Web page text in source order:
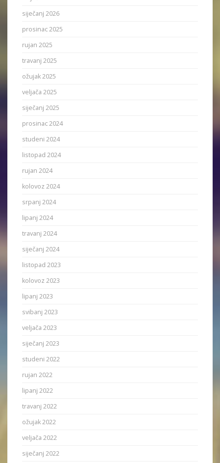
siječanj 2026
prosinac 2025
rujan 2025
travanj 2025
ožujak 2025
veljača 2025
siječanj 2025
prosinac 2024
studeni 2024
listopad 2024
rujan 2024
kolovoz 2024
srpanj 2024
lipanj 2024
travanj 2024
siječanj 2024
listopad 2023
kolovoz 2023
lipanj 2023
svibanj 2023
veljača 2023
siječanj 2023
studeni 2022
rujan 2022
lipanj 2022
travanj 2022
ožujak 2022
veljača 2022
siječanj 2022